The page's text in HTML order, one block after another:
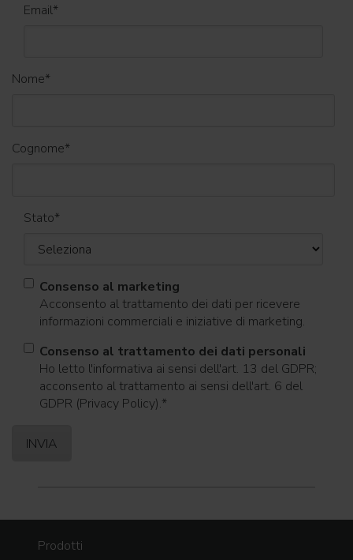
Email*
Nome*
Cognome*
Stato*
Consenso al marketing
Acconsento al trattamento dei dati per ricevere
informazioni commerciali e iniziative di marketing.
Consenso al trattamento dei dati personali
Ho letto l'informativa ai sensi dell'art. 13 del GDPR;
acconsento al trattamento ai sensi dell'art. 6 del
GDPR (Privacy Policy).*
Prodotti